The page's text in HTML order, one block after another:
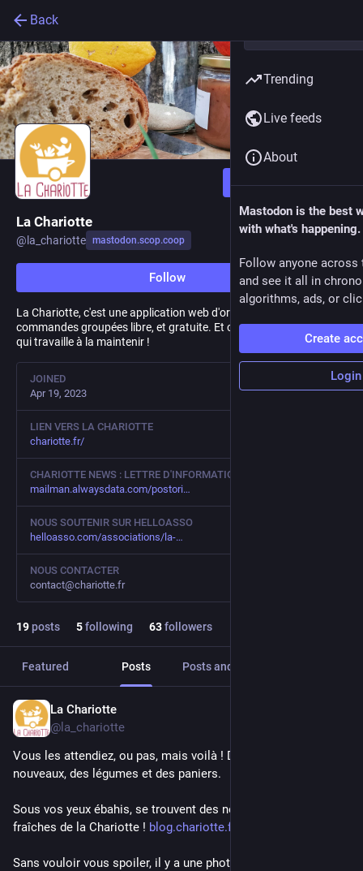
Back
Follow
La Chariotte
@ la_chariotte mastodon.scop.coop
Follow
La Chariotte, c'est une application web d'organisation de
commandes groupées libre, et gratuite. Et c'est aussi l'association
qui travaille à la maintenir !
JOINED
Apr 19, 2023
LIEN VERS LA CHARIOTTE
chariotte.fr/
CHARIOTTE NEWS : LETTRE D'INFORMATION
mailman.alwaysdata.com/postori
NOUS SOUTENIR SUR HELLOASSO
helloasso.com/associations/la-
NOUS CONTACTER
contact@chariotte.fr
19posts 5following 63followers
Featured Posts Posts and replies
La Chariotte
@la_chariotte
Vous les attendiez, ou pas, mais voilà ! Des nouvelles, des
nouveaux, des légumes et des paniers.
Sous vos yeux ébahis, se trouvent des nouvelles toutes
fraîches de la Chariotte ! blog.chariotte.fr/chariotte-ne
Sans vouloir vous spoiler, il y a une photo de nos têtes dans
Trending
Live feeds
About
Mastodon is the best
with what's happening.
Follow anyone across
and see it all in
algorithms, ads, or
Create
Login